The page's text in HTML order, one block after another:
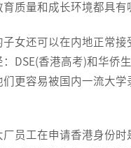
质量和成长环境都具有
子女还可以在内地正常接
DSE(香港高考)和华侨
更容易被国内一流大学
厂员工在申请香港身份时